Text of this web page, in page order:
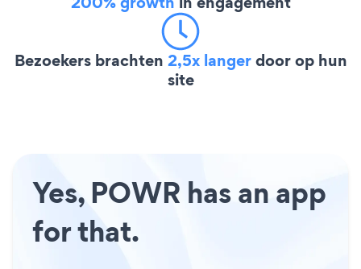
Bezoekers brachten 2,5x langerdoor op hun
site
Yes, POWR has an app
for that.